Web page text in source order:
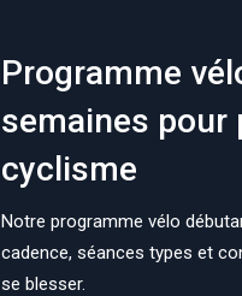
Programme
semaines pour
cyclisme
Notre programme vélo
cadence, séances types et
se blesser.